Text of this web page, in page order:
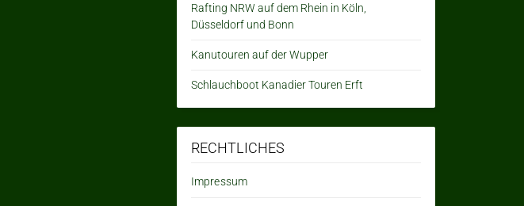
Rafting NRW auf dem Rhein in Köln,
Düsseldorf und Bonn
Kanutouren auf der Wupper
Schlauchboot Kanadier Touren Erft
RECHTLICHES
Impressum